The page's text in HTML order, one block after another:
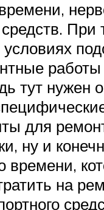
При
тут нужен
для
ну и
времени,
на